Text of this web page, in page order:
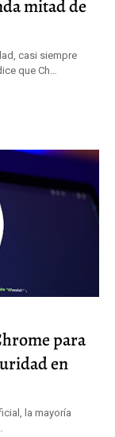
mitad de
casi siempre
que Ch…
para
en
la mayoría